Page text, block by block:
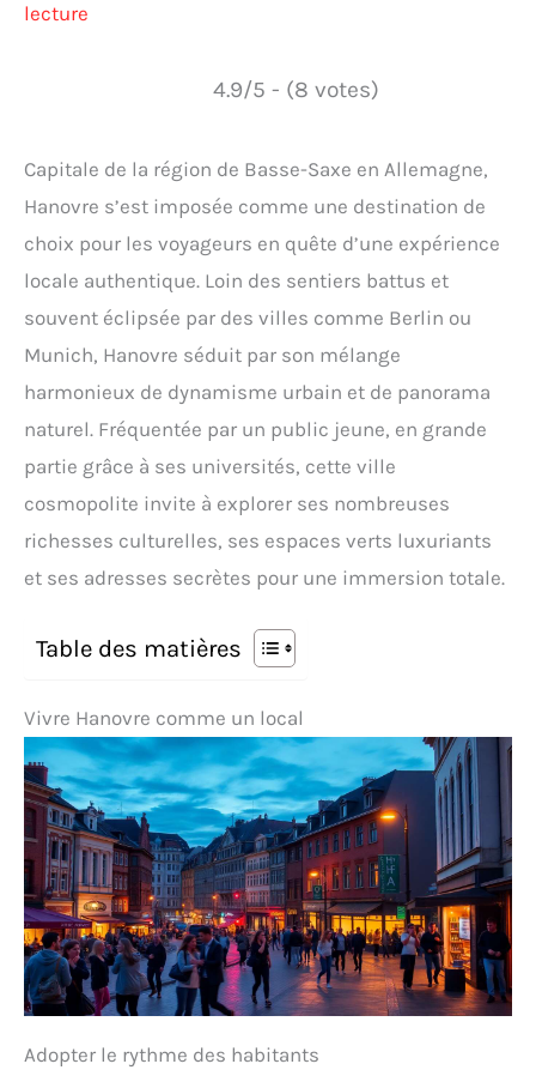
lecture
4.9/5 - (8 votes)
Capitale de la région de Basse-Saxe en Allemagne,
Hanovre s’est imposée comme une destination de
choix pour les voyageurs en quête d’une expérience
locale authentique. Loin des sentiers battus et
souvent éclipsée par des villes comme Berlin ou
Munich, Hanovre séduit par son mélange
harmonieux de dynamisme urbain et de panorama
naturel. Fréquentée par un public jeune, en grande
partie grâce à ses universités, cette ville
cosmopolite invite à explorer ses nombreuses
richesses culturelles, ses espaces verts luxuriants
et ses adresses secrètes pour une immersion totale.
Table des matières
Vivre Hanovre comme un local
Adopter le rythme des habitants